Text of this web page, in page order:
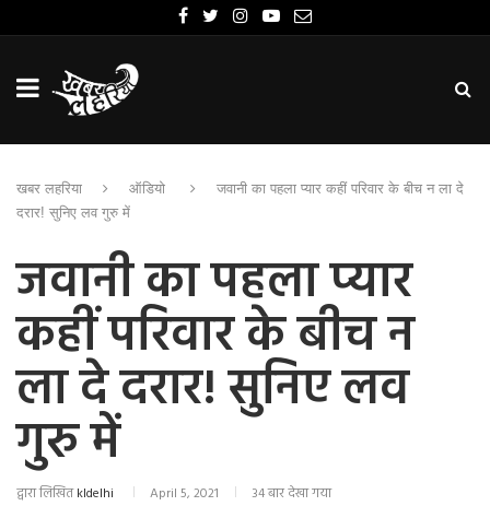
खबर लहरिया ऑडियो
जवानी का पहला प्यार कहीं परिवार के बीच न ला दे
दरार! सुनिए लव गुरु में
जवानी का पहला प्यार
कहीं परिवार के बीच न
ला दे दरार! सुनिए लव
गुरु में
द्वारा लिखितkldelhi April 5, 2021 34 बार देखा गया